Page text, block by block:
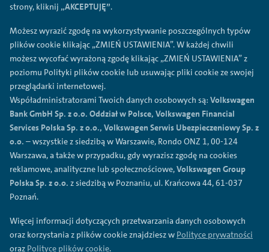
strony, kliknij „AKCEPTUJĘ”.
Możesz wyrazić zgodę na wykorzystywanie poszczególnych typów
plików cookie klikając „ZMIEŃ USTAWIENIA”. W każdej chwili
możesz wycofać wyrażoną zgodę klikając „ZMIEŃ USTAWIENIA” z
poziomu Polityki plików cookie lub usuwając pliki cookie ze swojej
przeglądarki internetowej.
Współadministratorami Twoich danych osobowych są: Volkswagen
Bank GmbH Sp. z o.o. Oddział w Polsce, Volkswagen Financial
Services Polska Sp. z o.o., Volkswagen Serwis Ubezpieczeniowy Sp. z
o.o. – wszystkie z siedzibą w Warszawie, Rondo ONZ 1, 00-124
Warszawa, a także w przypadku, gdy wyrazisz zgodę na cookies
reklamowe, analityczne lub społecznościowe,Volkswagen Group
Polska Sp. z o.o. z siedzibą w Poznaniu, ul. Krańcowa 44, 61-037
Poznań.
Więcej informacji dotyczących przetwarzania danych osobowych
oraz korzystania z plików cookie znajdziesz w Polityce prywatności
oraz Polityce plików cookie.